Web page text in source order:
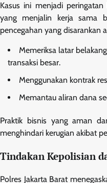
Kasus ini menjadi
yang menjalin kerja sama
pencegahan yang disarankan
Memeriksa latar
transaksi besar.
Menggunakan kontrak
Memantau aliran dana
Praktik bisnis yang aman
menghindari kerugian akibat
Tindakan Kepolisian
Polres Jakarta Barat